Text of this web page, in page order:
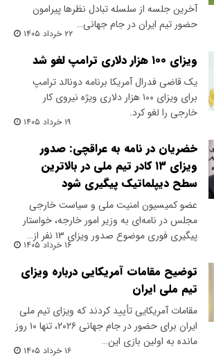
آخرین جلسه از سلسله تبادل نظرها پیرامون
حضور تیم ایران در جام جهانی…
۲۲ خرداد ۱۴۰۵
ویزای ۱۰۰ هزار دلاری ترامپ لغو شد
یک قاضی فدرال آمریکا برنامه دونالد ترامپ
برای ویزای ۱۰۰ هزار دلاری ویژه نیروی کار
خارجی را لغو کرد.
۱۹ خرداد ۱۴۰۵
خضریان در نامه به عراقچی: صدور
ویزای ۱۳ کادر تیم ملی در بالاترین
سطح دیپلماتیک پیگیری شود
عضو کمیسیون امنیت ملی و سیاست خارجی
مجلس در نامه‌ای به وزیر امور خارجه، خواستار
پیگیری فوری موضوع صدور ویزای ۱۳ نفر از…
۱۶ خرداد ۱۴۰۵
توضیح مقامات آمریکایی درباره ویزای
تیم ملی ایران
مقامات آمریکایی تأیید کردند که ویزای تیم ملی
ایران برای حضور در جام جهانی ۲۰۲۶، تنها ۱۰ روز
مانده به اولین بازی این…
۱۶ خرداد ۱۴۰۵